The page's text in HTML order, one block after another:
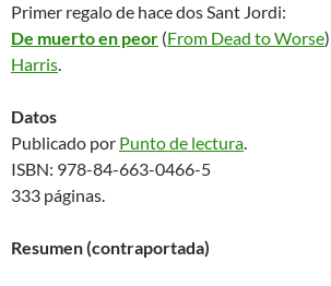
Primer regalo de hace dos Sant Jordi:
De muerto en peor (From Dead to Worse
Harris.
Datos
Publicado por Punto de lectura.
ISBN: 978-84-663-0466-5
333 páginas.
Resumen (contraportada)